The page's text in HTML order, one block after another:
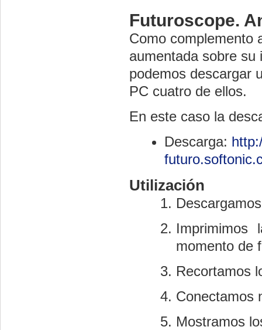
Futuroscope.
Como complemento
aumentada sobre
podemos descargar
PC cuatro de ellos.
En este caso la
Descarga:
Utilización
momento de
Recortamos
Conectamos
Mostramos